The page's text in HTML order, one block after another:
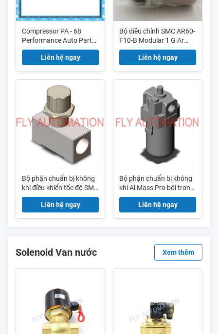
Compressor PA - 68
Performance Auto Parts
tự động Xả van chống
bloking Lọc Tank Gas
Liên hệ ngay
Bộ điều chỉnh SMC AR60-
F10-B Modular 1 G Ar
Mass Pro
Liên hệ ngay
Bộ phận chuẩn bị không
khí điều khiển tốc độ SMC
AS4000-F04 dưới dạng
điều khiển lưu lượng
Liên hệ ngay
Bộ phận chuẩn bị không
khí Al Mass Pro bôi trơn
SMC AL40-F04
Liên hệ ngay
Solenoid Van nước Xem thêm